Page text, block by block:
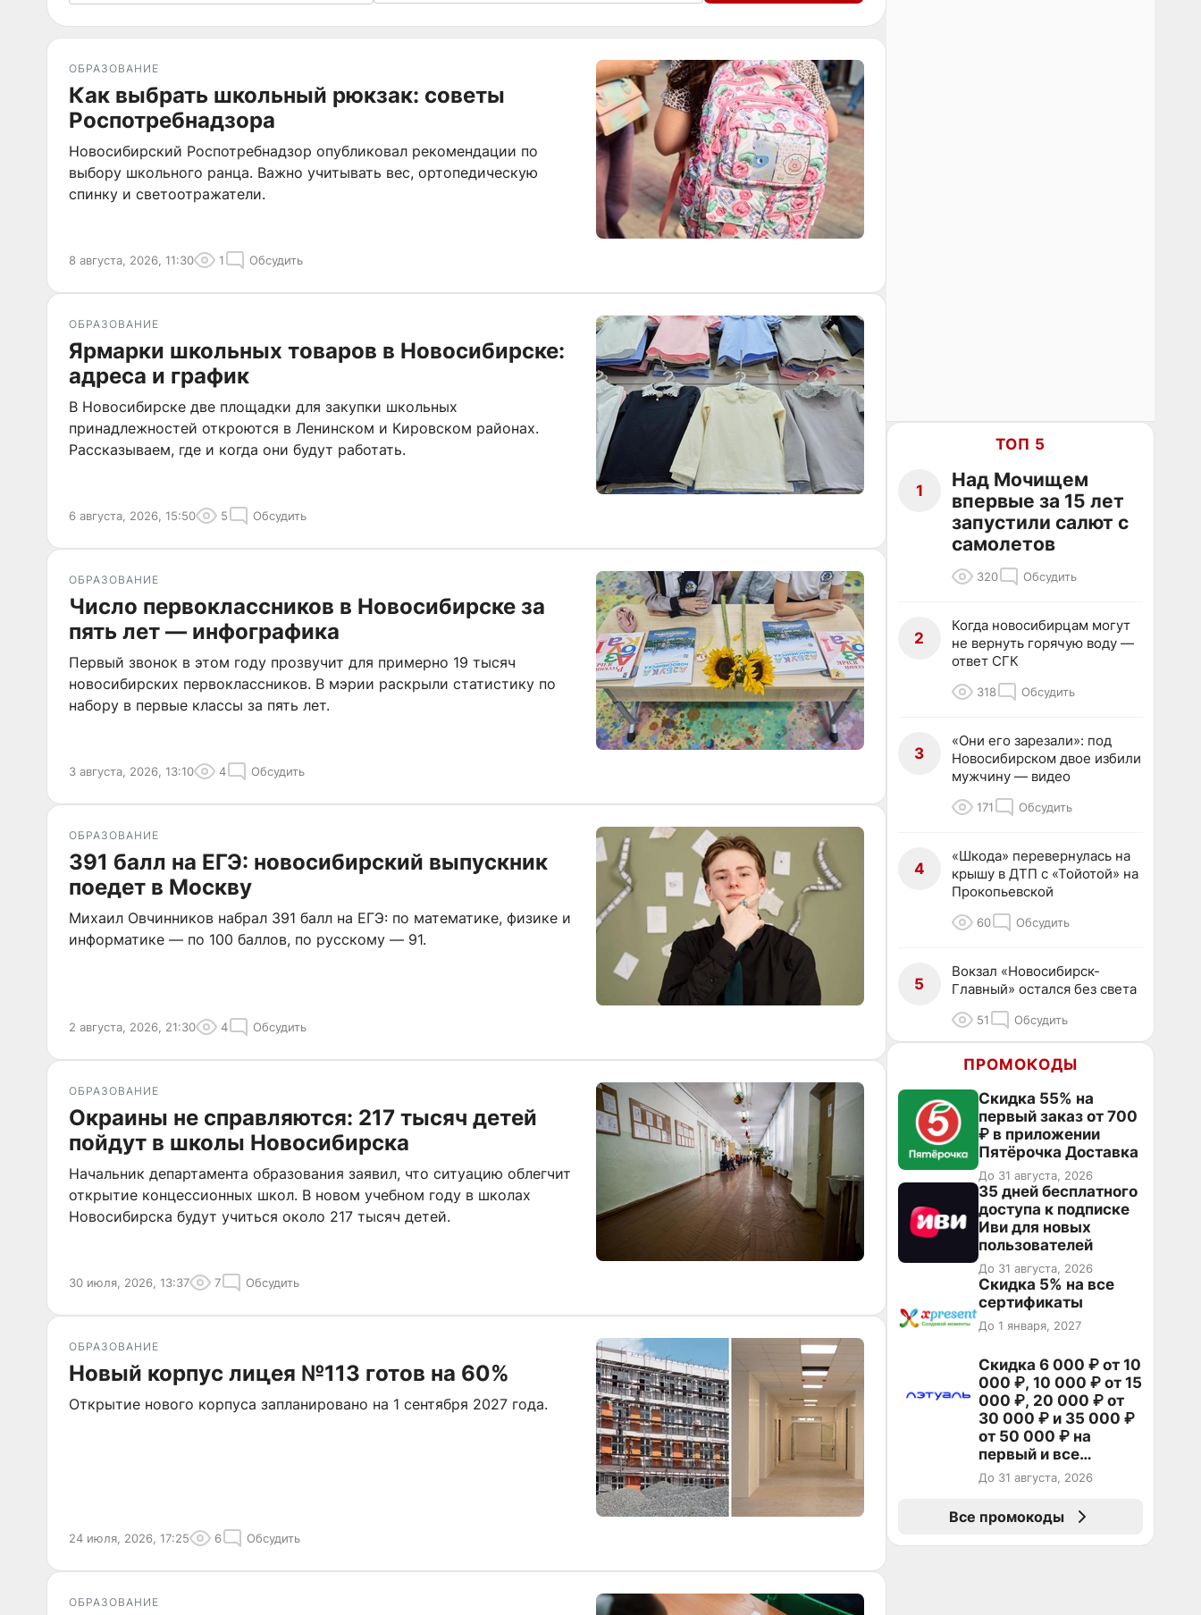
ОБРАЗОВАНИЕ
Как выбрать школьный рюкзак: советы
Роспотребнадзора
Новосибирский Роспотребнадзор опубликовал рекомендации по
выбору школьного ранца. Важно учитывать вес, ортопедическую
спинку и светоотражатели.
8 августа, 2026, 11:30 1 Обсудить
ОБРАЗОВАНИЕ
Ярмарки школьных товаров в Новосибирске:
адреса и график
В Новосибирске две площадки для закупки школьных
принадлежностей откроются в Ленинском и Кировском районах.
Рассказываем, где и когда они будут работать.
6 августа, 2026, 15:50 5 Обсудить
ОБРАЗОВАНИЕ
Число первоклассников в Новосибирске за
пять лет — инфографика
Первый звонок в этом году прозвучит для примерно 19 тысяч
новосибирских первоклассников. В мэрии раскрыли статистику по
набору в первые классы за пять лет.
3 августа, 2026, 13:10 4 Обсудить
ОБРАЗОВАНИЕ
391 балл на ЕГЭ: новосибирский выпускник
поедет в Москву
Михаил Овчинников набрал 391 балл на ЕГЭ: по математике, физике и
информатике — по 100 баллов, по русскому — 91.
2 августа, 2026, 21:30 4 Обсудить
ОБРАЗОВАНИЕ
Окраины не справляются: 217 тысяч детей
пойдут в школы Новосибирска
Начальник департамента образования заявил, что ситуацию облегчит
открытие концессионных школ. В новом учебном году в школах
Новосибирска будут учиться около 217 тысяч детей.
30 июля, 2026, 13:37 7 Обсудить
ОБРАЗОВАНИЕ
Новый корпус лицея №113 готов на 60%
Открытие нового корпуса запланировано на 1 сентября 2027 года.
24 июля, 2026, 17:25 6 Обсудить
ОБРАЗОВАНИЕ
ТОП 5
1
Над Мочищем
впервые за 15 лет
запустили салют с
самолетов
320 Обсудить
2
Когда новосибирцам могут
не вернуть горячую воду —
ответ СГК
318 Обсудить
3
«Они его зарезали»: под
Новосибирском двое избили
мужчину — видео
171 Обсудить
4
«Шкода» перевернулась на
крышу в ДТП с «Тойотой» на
Прокопьевской
60 Обсудить
5
Вокзал «Новосибирск-
Главный» остался без света
51 Обсудить
ПРОМОКОДЫ
Скидка 55% на
первый заказ от 700
₽ в приложении
Пятёрочка Доставка
До 31 августа, 2026
35 дней бесплатного
доступа к подписке
Иви для новых
пользователей
До 31 августа, 2026
Скидка 5% на все
сертификаты
До 1 января, 2027
Скидка 6 000 ₽ от 10
000 ₽, 10 000 ₽ от 15
000 ₽, 20 000 ₽ от
30 000 ₽ и 35 000 ₽
от 50 000 ₽ на
первый и все
повторные заказы по
промокоду НАБЕРИ
До 31 августа, 2026
Все промокоды